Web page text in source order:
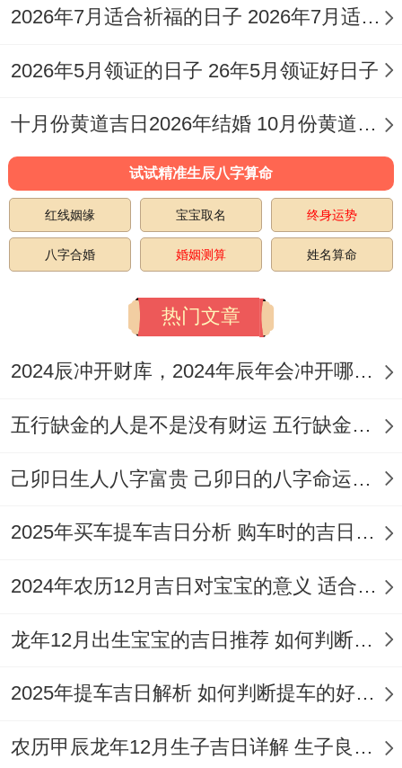
彭祖百忌:戊不受田 申不安床
相冲：猴日冲（壬寅）虎
房床炉、房内中
喜神:东南 东北财神:
今日所宜：
冠笄、沐浴、旅行 出游 出行、
翻新 修造、动土、搬家 移徙、搬迁新宅 乔
迁新居 入宅 、破土、安葬。
今日所忌：结婚 嫁娶 开业 开幕 开市 祭拜
岁次: 丙午年丁酉月庚戌日
五行:钗钏金十二神:收日值神：天德（黄道
今日胎神:碓磨栖、外东北
2026年7月适合祈福的日子 2026年7月适合搬家的日子
2026年5月领证的日子 26年5月领证好日子
十月份黄道吉日2026年结婚 10月份黄道吉日2026年结婚
试试精准生辰八字算命
红线姻缘 宝宝取名 终身运势
八字合婚 婚姻测算 姓名算命
热门文章
2024辰冲开财库，2024年辰年会冲开哪些人的财库
五行缺金的人是不是没有财运 五行缺金的人命运好不好
己卯日生人八字富贵 己卯日的八字命运如何
2025年买车提车吉日分析 购车时的吉日与禁忌
2024年农历12月吉日对宝宝的意义 适合龙年宝宝出生的日子有哪些
龙年12月出生宝宝的吉日推荐 如何判断吉日是否适合宝宝
2025年提车吉日解析 如何判断提车的好日子
农历甲辰龙年12月生子吉日详解 生子良辰的影响因素